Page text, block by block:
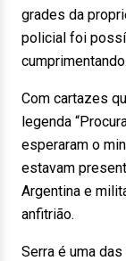
grades da
policial foi
cumprimentando.
Com cartazes
legenda
esperaram o
estavam
Argentina e
anfitrião.
Serra é uma